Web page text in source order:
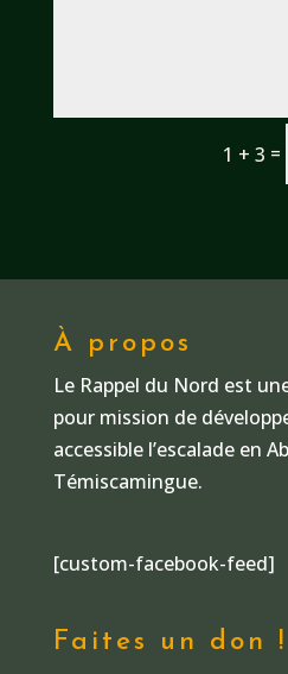
1 + 3 =
À propos
Le Rappel du Nord est
pour mission de
accessible l’escalade en
Témiscamingue.
[custom-facebook-feed]
Faites un don !